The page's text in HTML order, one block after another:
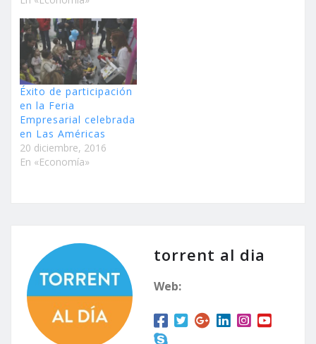
Éxito de participación
en la Feria
Empresarial celebrada
en Las Américas
20 diciembre, 2016
En «Economía»
torrent al dia
Web: